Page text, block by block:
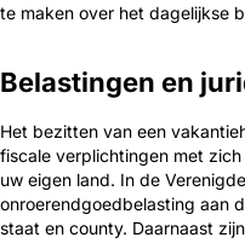
te maken over het dagelijkse
Belastingen en
Het bezitten van een
fiscale verplichtingen met
uw eigen land. In de
onroerendgoedbelasting aan
staat en county. Daarnaast